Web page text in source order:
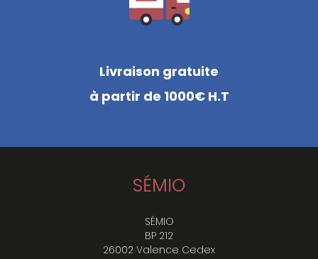
Livraison gratuite
à partir de 1000€ H.T
SÉMIO
SÉMIO
BP 212
26002 Valence Cedex